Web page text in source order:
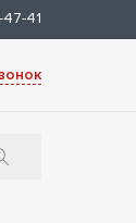
41